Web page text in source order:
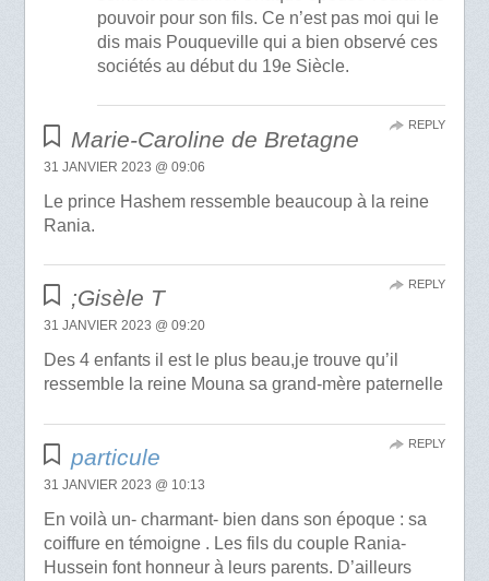
pouvoir pour son fils. Ce n’est pas moi qui le
dis mais Pouqueville qui a bien observé ces
sociétés au début du 19e Siècle.
Marie-Caroline de Bretagne
31 JANVIER 2023 @ 09:06
Le prince Hashem ressemble beaucoup à la reine
Rania.
REPLY
;Gisèle T
31 JANVIER 2023 @ 09:20
Des 4 enfants il est le plus beau,je trouve qu’il
ressemble la reine Mouna sa grand-mère paternelle
REPLY
particule
31 JANVIER 2023 @ 10:13
En voilà un- charmant- bien dans son époque : sa
coiffure en témoigne . Les fils du couple Rania-
Hussein font honneur à leurs parents. D’ailleurs
REPLY